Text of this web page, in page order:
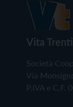
Vita
Società
Via
P.IVA e C.F.